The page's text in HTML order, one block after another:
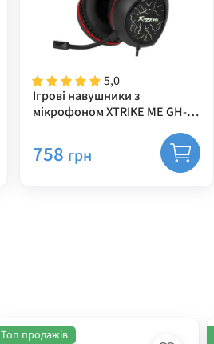
5,0
Ігрові навушники з
мікрофоном XTRIKE ME GH-
758 грн
Топ продажів